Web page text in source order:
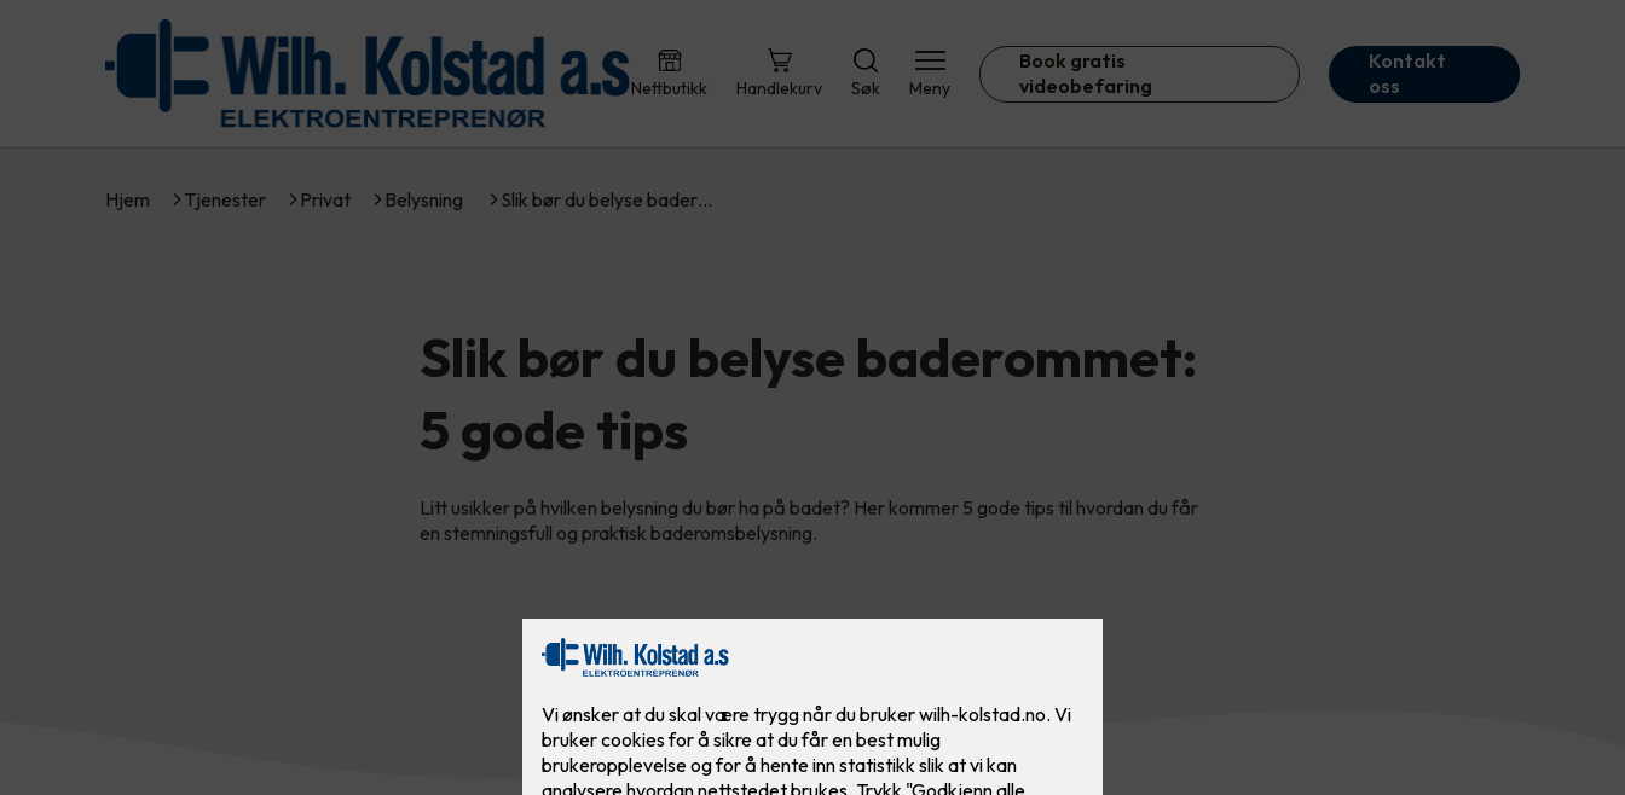
Nettbutikk Handlekurv Søk Meny
Book gratis
videobefaring
Kontakt
oss
Hjem Tjenester Privat Belysning Slik bør du belyse bader…
Slik bør du belyse baderommet:
5 gode tips
Litt usikker på hvilken belysning du bør ha på badet? Her kommer 5 gode tips til hvordan du får
en stemningsfull og praktisk baderomsbelysning.